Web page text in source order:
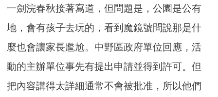
一劍浣春秋接著寫道，但問題是，公園是公有
地，會有孩子去玩的，看到魔鏡號問說那是什
麼也會讓家長尷尬。中野區政府單位回應，活
動的主辦單位事先有提出申請並得到許可。但
把內容講得太詳細通常不會被批准，所以他們